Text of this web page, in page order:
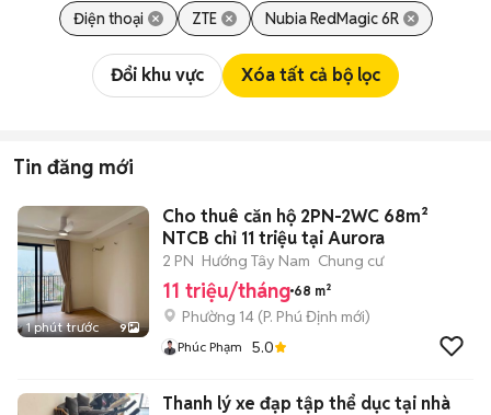
Điện thoại ZTE Nubia RedMagic 6R
Đổi khu vực Xóa tất cả bộ lọc
Tin đăng mới
1 phút trước 9
Cho thuê căn hộ 2PN-2WC 68m²
NTCB chỉ 11 triệu tại Aurora
2 PN Hướng Tây Nam Chung cư
11 triệu/tháng 68 m²
Phường 14 (P. Phú Định mới)
Phúc Phạm 5.0
Thanh lý xe đạp tập thể dục tại nhà